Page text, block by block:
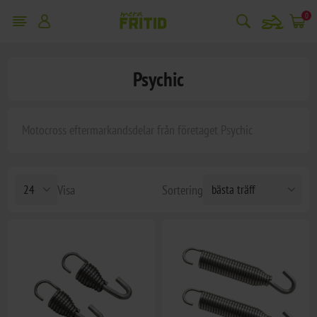
snowmobile 0
Psychic
Sortering
Visa